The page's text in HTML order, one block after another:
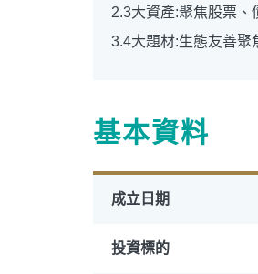
2.3大資產:聚焦股票、
3.4大題材:⽣態友善聚
基本資料
成立日期
投資標的